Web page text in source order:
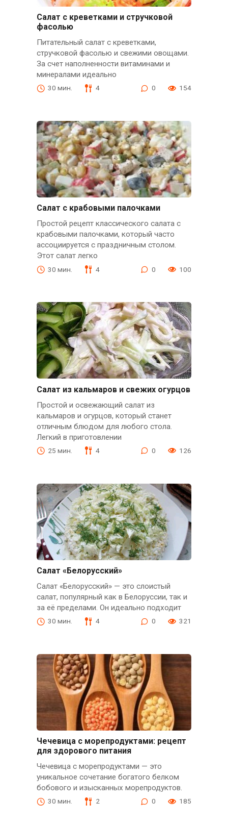
Салат с креветками и стручковой
фасолью
Питательный салат с креветками,
стручковой фасолью и свежими овощами.
За счет наполненности витаминами и
минералами идеально
30 мин. 4 0 154
Салат с крабовыми палочками
Простой рецепт классического салата с
крабовыми палочками, который часто
ассоциируется с праздничным столом.
Этот салат легко
30 мин. 4 0 100
Салат из кальмаров и свежих огурцов
Простой и освежающий салат из
кальмаров и огурцов, который станет
отличным блюдом для любого стола.
Легкий в приготовлении
25 мин. 4 0 126
Салат «Белорусский»
Салат «Белорусский» — это слоистый
салат, популярный как в Белоруссии, так и
за её пределами. Он идеально подходит
30 мин. 4 0 321
Чечевица с морепродуктами: рецепт
для здорового питания
Чечевица с морепродуктами — это
уникальное сочетание богатого белком
бобового и изысканных морепродуктов.
30 мин. 2 0 185